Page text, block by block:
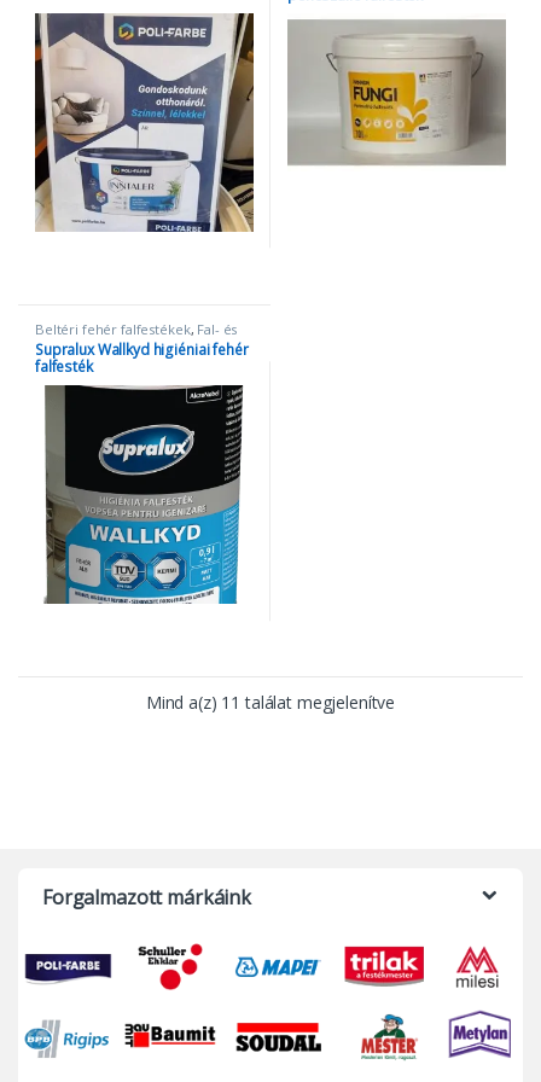
Beltéri fehér falfestékek, Fal- és
homlokzatfesték, Penészgátló és
folttakaró festék
Supralux Wallkyd higiéniai fehér
falfesték
Mind a(z) 11 találat megjelenítve
Forgalmazott márkáink